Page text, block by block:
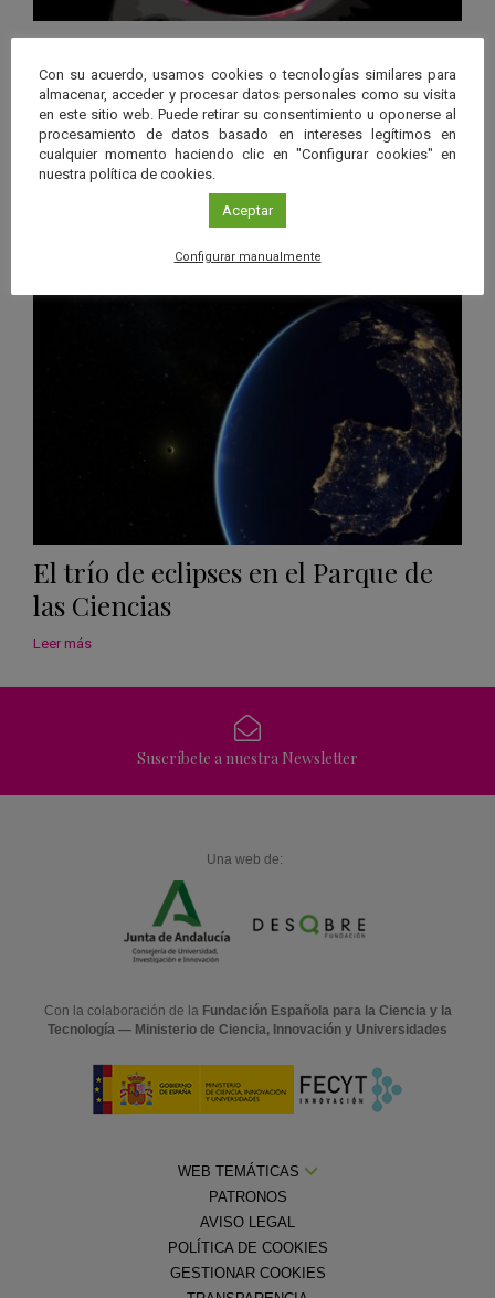
“3CLIPSE”, una experiencia
inmersiva para descubrir los
eclipses solares
Leer más
26 JUN 2026 - 12 AGO 2026
Planetario,Programa
El trío de eclipses en el Parque de
las Ciencias
Leer más
Suscríbete a nuestra Newsletter
Una web de:
Con la colaboración de la Fundación Española para la Ciencia y la
Tecnología — Ministerio de Ciencia, Innovación y Universidades
WEB TEMÁTICAS
PATRONOS
AVISO LEGAL
POLÍTICA DE COOKIES
GESTIONAR COOKIES
Con su acuerdo, usamos cookies o tecnologías similares para
almacenar, acceder y procesar datos personales como su visita
en este sitio web. Puede retirar su consentimiento u oponerse al
procesamiento de datos basado en intereses legítimos en
cualquier momento haciendo clic en "Configurar cookies" en
nuestra política de cookies.
Aceptar
Configurar manualmente